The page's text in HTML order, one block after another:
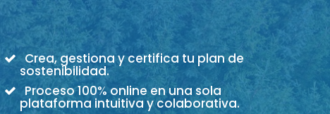
Crea, gestiona y certifica tu plan de
sostenibilidad.
Proceso 100% online en una sola
plataforma intuitiva y colaborativa.